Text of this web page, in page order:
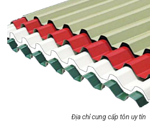
Địa chỉ cung cấp tôn uy tín